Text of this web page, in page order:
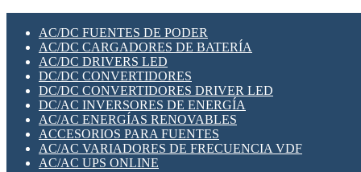
SWITCH Y MICROSWITCH
TARJETAS PI
UNIÓN Y DERIVACIÓN DE CABLE
PLACAS MODULARES IOT
SWITCHES Y REDES WIFI
SOLUCIONES IOT
SOLUCIONES LORAWAN
SOLUCIONES RED CELULAR
SEGURIDAD PARA REDES
SWITCHES LAN
TELEFONÍA IP (VOIP)
VIGILANCIA IP (CCTV)
MESHTASTIC
AC/DC FUENTES DE PODER
AC/DC CARGADORES DE BATERÍA
AC/DC DRIVERS LED
DC/DC CONVERTIDORES
DC/DC CONVERTIDORES DRIVER LED
DC/AC INVERSORES DE ENERGÍA
AC/AC ENERGÍAS RENOVABLES
ACCESORIOS PARA FUENTES
AC/AC VARIADORES DE FRECUENCIA VDF
AC/AC UPS ONLINE